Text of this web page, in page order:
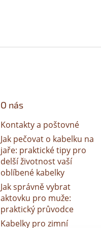
O nás
Kontakty a poštovné
Jak pečovat o kabelku na
jaře: praktické tipy pro
delší životnost vaší
oblíbené kabelky
Jak správně vybrat
aktovku pro muže:
praktický průvodce
Kabelky pro zimní